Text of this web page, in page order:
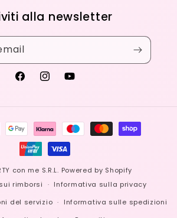
alla newsletter
FacebookInstagramYouTube
con me S.R.L. Powered by Shopify
rimborsi
Informativa sulla privacy
del servizio
Informativa sulle spedizioni